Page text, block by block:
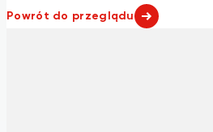
Powrót do przeglądu